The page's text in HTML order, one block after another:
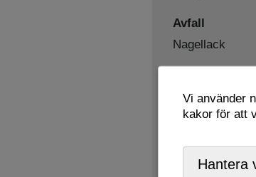
Avfall
Nagellack
Farligt avfall
Vi använder
kakor för att
Hantera